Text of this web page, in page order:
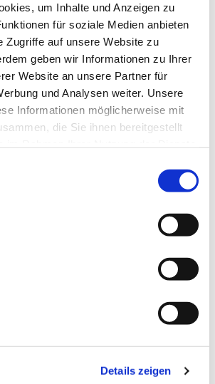
um Inhalte und Anzeigen zu
für soziale Medien anbieten
Zugriffe auf unsere Website zu
geben wir Informationen zu Ihrer
Website an unsere Partner für
und Analysen weiter. Unsere
Informationen möglicherweise mit
die Sie ihnen bereitgestellt
Details zeigen
technische Mitarbeiterin in den
für pflanzliche Lebensmittel,
und Lebensmittelchemie
(Master)
+49 4714823268
mneumeister[at]hs-bremerhaven[dot]de
An der Karlstadt 8